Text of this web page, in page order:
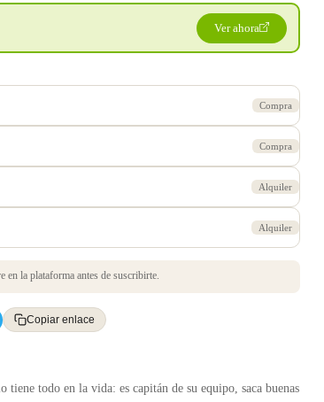
Ver ahora
Compra
Compra
Alquiler
Alquiler
en la plataforma antes de suscribirte.
Copiar enlace
tiene todo en la vida: es capitán de su equipo, saca buenas